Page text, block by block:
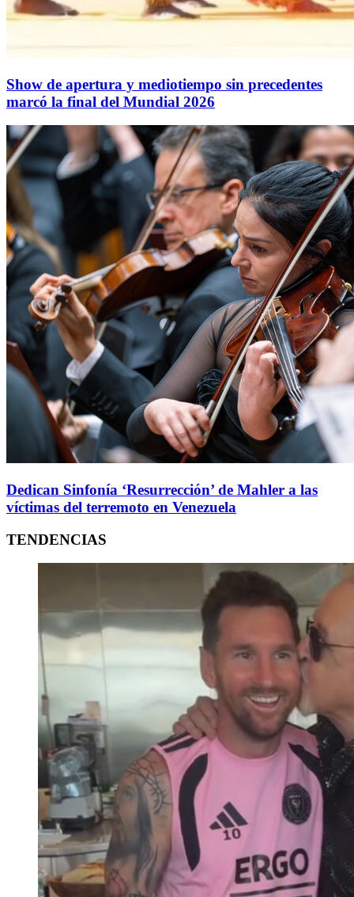
Show de apertura y mediotiempo sin precedentes
marcó la final del Mundial 2026
Dedican Sinfonía ‘Resurrección’ de Mahler a las
víctimas del terremoto en Venezuela
TENDENCIAS